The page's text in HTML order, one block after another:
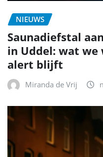
NIEUWS
Saunadiefstal
in Uddel: wat we
alert blijft
Miranda de Vrij